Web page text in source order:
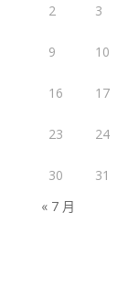
2 3
9 10
16 17
23 24
30
31
« 7 月